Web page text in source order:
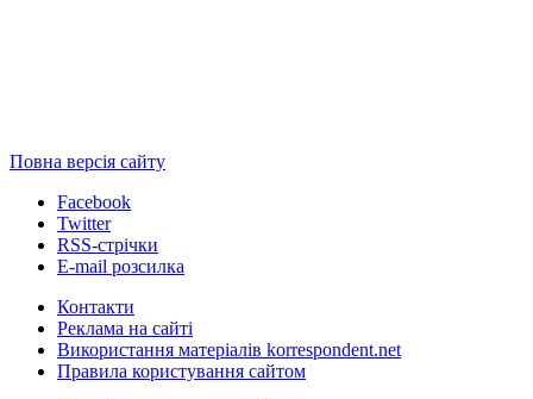
Повна версія сайту
Facebook
Twitter
RSS-стрічки
E-mail розсилка
Контакти
Реклама на сайті
Використання матеріалів korrespondent.net
Правила користування сайтом